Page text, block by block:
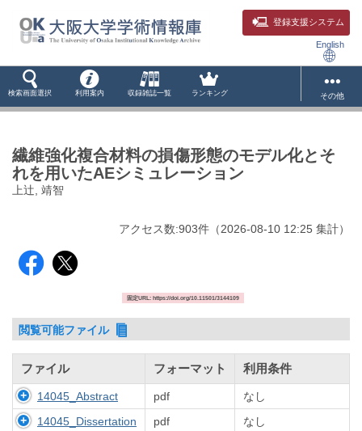
登録支援システム
English
検索画面選択 利用案内 収録雑誌一覧 ランキング その他
繊維強化複合材料の損傷形態のモデル化とそ
れを用いたAEシミュレーション
上辻, 靖智
アクセス数:903件 （2026-08-10 12:25 集計）
固定URL: https://doi.org/10.11501/3144109
閲覧可能ファイル
ファイル フォーマット 利用条件
14045_Abstract pdf
なし
14045_Dissertation
pdf なし